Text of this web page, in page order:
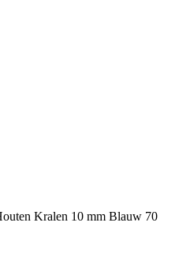
Kralen 10 mm Blauw 70